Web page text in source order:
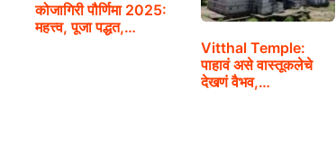
कोजागिरी पौर्णिमा 2025:
महत्त्व, पूजा पद्धत,…
Vitthal Temple:
पाहावं असे वास्तूकलेचे
देखणं वैभव,…